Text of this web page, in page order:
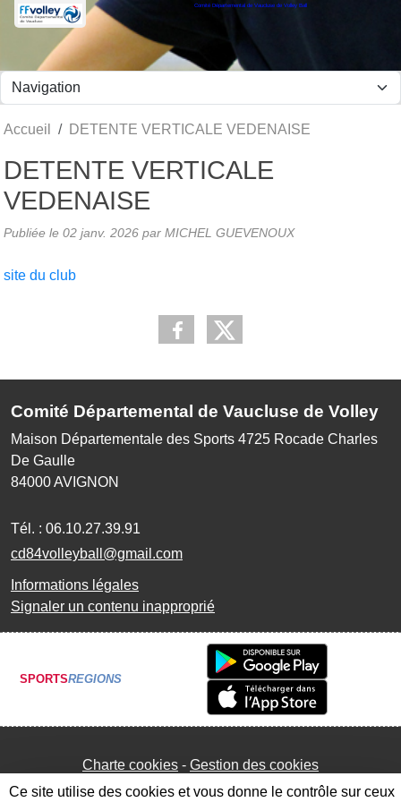
Comité Départemental de Vaucluse de Volley Ball
Accueil DETENTE VERTICALE VEDENAISE
DETENTE VERTICALE
VEDENAISE
Publiée le 02 janv. 2026 par MICHEL GUEVENOUX
site du club
Comité Départemental de Vaucluse de Volley
Maison Départementale des Sports 4725 Rocade Charles
De Gaulle
84000AVIGNON
Tél. : 06.10.27.39.91
cd84volleyball@gmail.com
Informations légales
Signaler un contenu inapproprié
SPORTSREGIONS
Charte cookies Gestion des cookies
Panneau de gestion des cookies
Ce site utilise des cookies et vous donne le contrôle sur ceux